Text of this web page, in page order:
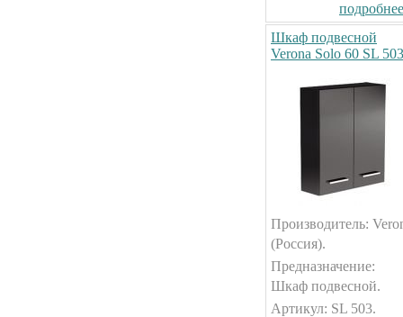
Шкаф подвесной
Verona Solo 60 SL 503
Производитель:
(Россия).
Предназначение:
Шкаф подвесной.
Артикул: SL 503.